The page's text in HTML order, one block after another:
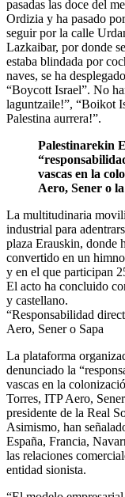
pasadas las doce del
Ordizia y ha pasado
seguir por la calle
Lazkaibar, por donde
estaba blindada por
naves, se ha
“Boycott Israel”. No
laguntzaile!”, “Boikot
Palestina aurrera!”.
Palestinarekin
vascas en la
Aero, Sener o
La multitudinaria
industrial para
plaza Erauskin, donde
convertido en un
y en el que participan
El acto ha concluido
y castellano.
“Responsabilidad
Aero, Sener o Sapa
La plataforma
denunciado la
vascas en la
Torres, ITP Aero,
presidente de la Real
Asimismo, han
España, Francia,
las relaciones
entidad sionista.